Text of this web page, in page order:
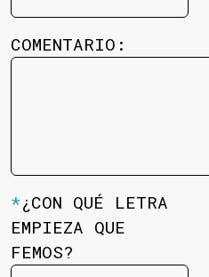
COMENTARIO:
*¿CON QUÉ LETRA
EMPIEZA QUE
FEMOS?